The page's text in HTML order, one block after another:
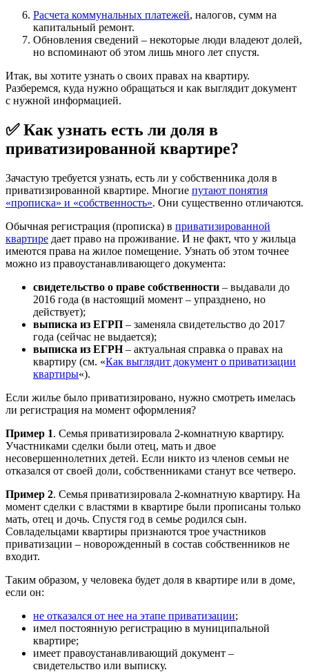
Расчета коммунальных платежей, налогов, сумм на
капитальный ремонт.
Обновления сведений – некоторые люди владеют долей,
но вспоминают об этом лишь много лет спустя.
Итак, вы хотите узнать о своих правах на квартиру.
Разберемся, куда нужно обращаться и как выглядит документ
с нужной информацией.
✅ Как узнать есть ли доля в
приватизированной квартире?
Зачастую требуется узнать, есть ли у собственника доля в
приватизированной квартире. Многие путают понятия
«прописка» и «собственность». Они существенно отличаются.
Обычная регистрация (прописка) в приватизированной
квартире дает право на проживание. И не факт, что у жильца
имеются права на жилое помещение. Узнать об этом точнее
можно из правоустанавливающего документа:
свидетельство о праве собственности – выдавали до
2016 года (в настоящий момент – упразднено, но
действует);
выписка из ЕГРП – заменяла свидетельство до 2017
года (сейчас не выдается);
выписка из ЕГРН– актуальная справка о правах на
квартиру (см. «Как выглядит документ о приватизации
квартиры«).
Если жилье было приватизировано, нужно смотреть имелась
ли регистрация на момент оформления?
Пример 1. Семья приватизировала 2-комнатную квартиру.
Участниками сделки были отец, мать и двое
несовершеннолетних детей. Если никто из членов семьи не
отказался от своей доли, собственниками станут все четверо.
Пример 2. Семья приватизировала 2-комнатную квартиру. На
момент сделки с властями в квартире были прописаны только
мать, отец и дочь. Спустя год в семье родился сын.
Совладельцами квартиры признаются трое участников
приватизации – новорожденный в состав собственников не
входит.
Таким образом, у человека будет доля в квартире или в доме,
если он:
не отказался от нее на этапе приватизации;
имел постоянную регистрацию в муниципальной
квартире;
имеет правоустанавливающий документ –
свидетельство или выписку.